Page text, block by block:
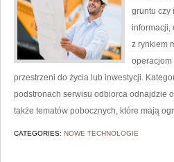
gruntu czy
informacji,
z rynkiem
operacjom
przestrzeni do życia lub inwestycji.
podstronach serwisu odbiorca odnajdzie
także tematów pobocznych, które mają
CATEGORIES: NOWE TECHNOLOGIE